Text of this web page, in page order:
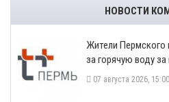
НОВОСТИ
​Жители Пермского
за горячую воду
07 августа 2026, 15:00